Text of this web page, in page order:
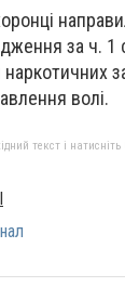
за ч.
наркотичних
волі.
текст і